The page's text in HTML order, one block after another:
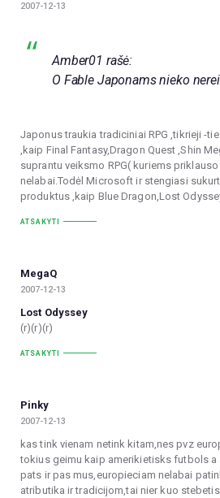
2007-12-13
Amber01 rašė:
O Fable Japonams nieko
Japonus traukia tradiciniai RPG ,tikrieji -
,kaip Final Fantasy,Dragon Quest ,Shin
suprantu veiksmo RPG( kuriems
nelabai.Todėl Microsoft ir stengiasi
produktus ,kaip Blue Dragon,Lost
ATSAKYTI
MegaQ
2007-12-13
Lost Odyssey
(r)(r)(r)
ATSAKYTI
Pinky
2007-12-13
kas tink vienam netink kitam,nes pvz
tokius geimu kaip amerikietisks futbols
pats ir pas mus,europieciam nelabai
atributika ir tradicijom,tai nier kuo